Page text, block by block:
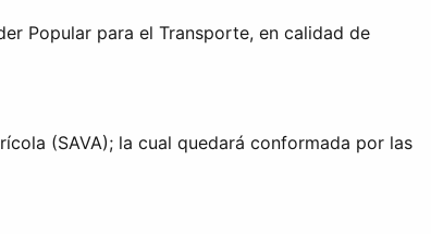
Popular para el Transporte, en calidad de
(SAVA); la cual quedará conformada por las